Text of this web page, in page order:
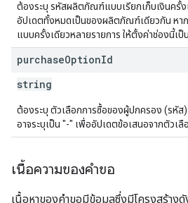
ต้องระบุ รหัสผลิตภัณฑ์แบบเรียกเก็บเงินครั้ง
อัปเดตทั้งหมดเป็นของผลิตภัณฑ์เดียวกัน ห
แบบครั้งเดียวหลายรายการ ให้ตั้งค่าช่องนี้เป็
purchaseOptionId
string
ต้องระบุ ตัวเลือกการซื้อของผู้ปกครอง (รหัส
อาจระบุเป็น "-" เพื่ออัปเดตข้อเสนอจากตัวเลื
เนื้อความของคำขอ
เนื้อหาของคำขอมีข้อมูลซึ่งมีโครงสร้าง